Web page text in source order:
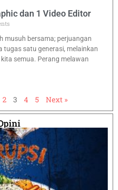
dan 1 Video Editor
musuh bersama; perjuangan
tugas satu generasi, melainkan
semua. Perang melawan
2 3 4 5 Next »